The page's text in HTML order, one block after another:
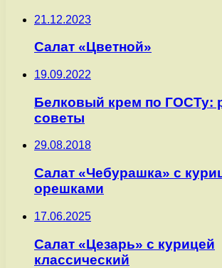
21.12.2023
Салат «Цветной»
19.09.2022
Белковый крем по ГОСТу:
советы
29.08.2018
Салат «Чебурашка» с
орешками
17.06.2025
Салат «Цезарь» с курицей
классический